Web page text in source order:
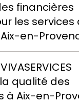
financières
les services
en-
qualité des
à Aix-en-